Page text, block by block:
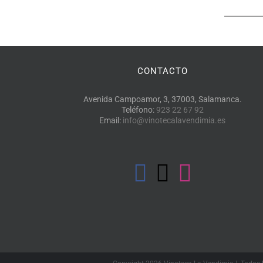
CONTACTO
Avenida Campoamor, 3, 37003, Salamanca.
Teléfono: 923 22 67 92
Email: info@vinotecalavendimia.es